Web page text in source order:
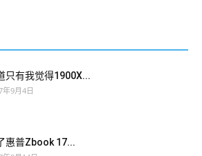
只有我觉得1900X...
年9月4日
惠普Zbook 17...